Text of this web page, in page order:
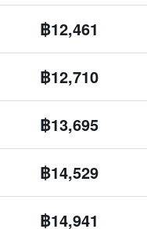
฿12,461
฿12,710
฿13,695
฿14,529
฿14,941